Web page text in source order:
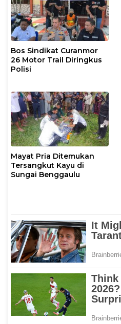
Bos Sindikat Curanmor
26 Motor Trail Diringkus
Polisi
Mayat Pria Ditemukan
Tersangkut Kayu di
Sungai Benggaulu